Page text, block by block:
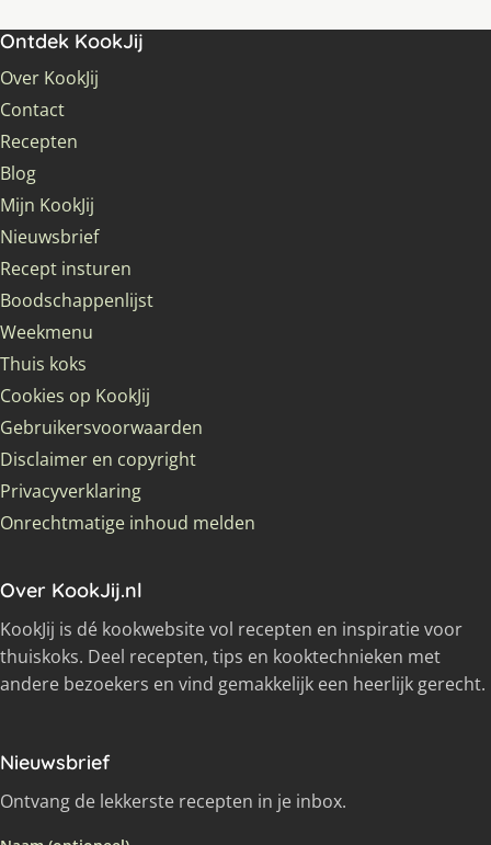
Ontdek KookJij
Over KookJij
Contact
Recepten
Blog
Mijn KookJij
Nieuwsbrief
Recept insturen
Boodschappenlijst
Weekmenu
Thuis koks
Cookies op KookJij
Gebruikersvoorwaarden
Disclaimer en copyright
Privacyverklaring
Onrechtmatige inhoud melden
Over KookJij.nl
KookJij is dé kookwebsite vol recepten en inspiratie voor
thuiskoks. Deel recepten, tips en kooktechnieken met
andere bezoekers en vind gemakkelijk een heerlijk gerecht.
Nieuwsbrief
Ontvang de lekkerste recepten in je inbox.